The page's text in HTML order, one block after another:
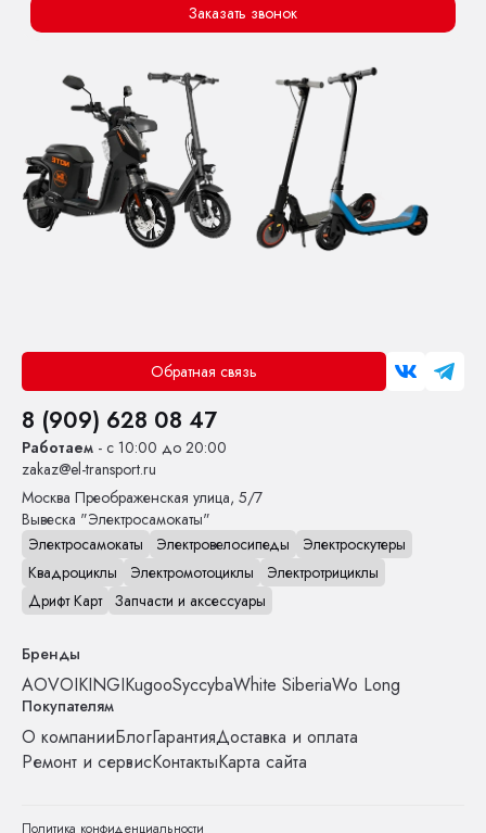
Заказать звонок
Обратная связь
8 (909) 628 08 47
Работаем - с 10:00 до 20:00
zakaz@el-transport.ru
Москва Преображенская улица, 5/7
Вывеска "Электросамокаты"
Электросамокаты
Электровелосипеды
Электроскутеры
Квадроциклы
Электромотоциклы
Электротрициклы
Дрифт Карт Запчасти и аксессуары
Бренды
AOVOIKINGIKugooSyccybaWhite SiberiaWo Long
Покупателям
О компанииБлогГарантияДоставка и оплата
Ремонт и сервисКонтактыКарта сайта
Политика конфиденциальности